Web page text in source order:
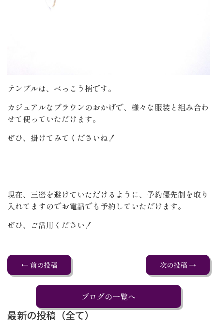
テンプルは、べっこう柄です。
カジュアルなブラウンのおかげで、様々な服装と組み合わ
せて使っていただけます。
ぜひ、掛けてみてくださいね！
現在、三密を避けていただけるように、予約優先制を取り
入れてますのでお電話でも予約していただけます。
ぜひ、ご活用ください！
← 前の投稿 次の投稿 →
ブログの一覧へ
最新の投稿（全て）